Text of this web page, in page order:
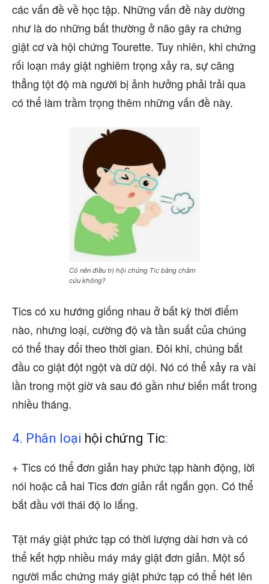
các vấn đề về học tập. Những vấn đề này dường
như là do những bất thường ở não gây ra chứng
giật cơ và hội chứng Tourette. Tuy nhiên, khi chứng
rối loạn máy giật nghiêm trọng xảy ra, sự căng
thẳng tột độ mà người bị ảnh hưởng phải trải qua
có thể làm trầm trọng thêm những vấn đề này.
Có nên điều trị hội chứng Tic bằng châm
cứu không?
Tics có xu hướng giống nhau ở bất kỳ thời điểm
nào, nhưng loại, cường độ và tần suất của chúng
có thể thay đổi theo thời gian. Đôi khi, chúng bắt
đầu co giật đột ngột và dữ dội. Nó có thể xảy ra vài
lần trong một giờ và sau đó gần như biến mất trong
nhiều tháng.
4. Phân loại hội chứng Tic:
+ Tics có thể đơn giản hay phức tạp hành động, lời
nói hoặc cả hai Tics đơn giản rất ngắn gọn. Có thể
bắt đầu với thái độ lo lắng.
Tật máy giật phức tạp có thời lượng dài hơn và có
thể kết hợp nhiều máy máy giật đơn giản. Một số
người mắc chứng máy giật phức tạp có thể hét lên